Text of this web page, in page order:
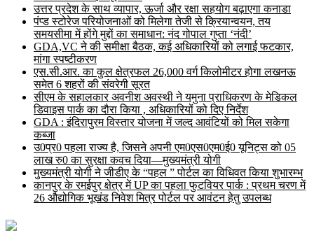
उत्तर प्रदेश के साथ व्यापार, ऊर्जा और रक्षा सहयोग बढ़ाएगा कनाडा
पंप्ड स्टोरेज परियोजनाओं को मिलेगा तेजी से क्रियान्वयन, तय
समयसीमा में होंगे मुद्दों का समाधान: नंद गोपाल गुप्ता ‘नंदी’
GDA,VC ने की समीक्षा बैठक, कई अधिकारियों को लगाई फटकार,
मांगा स्पष्टीकरण
एस.सी.आर. का कुल क्षेत्रफल 26,000 वर्ग किलोमीटर होगा लखनऊ
समेत 6 शहरों की संवरेगी सूरत
सीएम के सहालकार अवनीश अवस्थी ने यमुना प्राधिकरण के मेडिकल
डिवाइस पार्क का दौरा किया , अधिकारियों को दिए निर्देश
GDA : इंदिरापुरम विस्तार योजना में जल्द आवंटियों को मिल सकेगा
कब्जा
उ0प्र0 पहला राज्य है, जिसने अपनी एम0एस0एम0ई0 यूनिट्स को 05
लाख रु0 का सुरक्षा कवच दिया—मुख्यमंत्री योगी
मुख्यमंत्री योगी ने जीडीए के “पहल ” पोर्टल का विधिवत किया शुभारम्भ
कानपुर के रमईपुर क्षेत्र में UP का पहला फुटवियर पार्क : प्रथम चरण में
26 औद्योगिक भूखंड निवेश मित्र पोर्टल पर आवंटन हेतु उपलब्ध